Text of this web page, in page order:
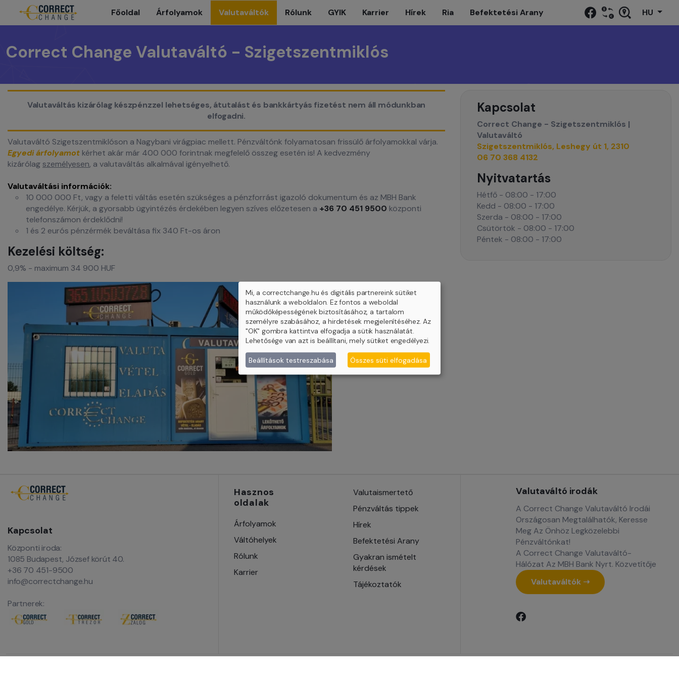
Főoldal Árfolyamok Valutaváltók Rólunk GYIK Karrier Hírek Ria Befektetési Arany HU
Correct Change Valutaváltó - Szigetszentmiklós
Valutaváltás kizárólag készpénzzel lehetséges, átutalást és bankkártyás fizetést nem áll módunkban
elfogadni.
Valutaváltó Szigetszentmiklóson a Nagybani virágpiac mellett. Pénzváltónk folyamatosan frissülő árfolyamokkal várja.
Egyedi árfolyamot kérhet akár már 400 000 forintnak megfelelő összeg esetén is! A kedvezmény
kizárólag személyesen, a valutaváltás alkalmával igényelhető.
Valutaváltási információk:
10 000 000 Ft, vagy a feletti váltás esetén szükséges a pénzforrást igazoló dokumentum és az MBH Bank
engedélye. Kérjük, a gyorsabb ügyintézés érdekében legyen szíves előzetesen a +36 70 451 9500 központi
telefonszámon érdeklődni!
1 és 2 eurós pénzérmék beváltása fix 340 Ft-os áron
Kezelési költség:
0,9% - maximum 34 900 HUF
Kapcsolat
Correct Change - Szigetszentmiklós |
Valutaváltó
Szigetszentmiklós, Leshegy út 1, 2310
06 70 368 4132
Nyitvatartás
Hétfő - 08:00 - 17:00
Kedd - 08:00 - 17:00
Szerda - 08:00 - 17:00
Csütörtök - 08:00 - 17:00
Péntek - 08:00 - 17:00
Kapcsolat
Központi iroda:
1085 Budapest, József körút 40.
+36 70 451-9500
info@correctchange.hu
Partnerek:
Hasznos
oldalak
Árfolyamok
Váltóhelyek
Rólunk
Karrier
Valutaismertető
Pénzváltás tippek
Hírek
Befektetési Arany
Gyakran ismételt
kérdések
Tájékoztatók
Valutaváltó irodák
A Correct Change Valutaváltó Irodái
Országosan Megtalálhatók, Keresse
Meg Az Önhöz Legközelebbi
Pénzváltónkat!
A Correct Change Valutaváltó-
Hálózat Az MBH Bank Nyrt. Közvetítője
Valutaváltók ➝
Mi, a correctchange.hu és digitális partnereink sütiket
használunk a weboldalon. Ez fontos a weboldal
működőképességének biztosításához, a tartalom
személyre szabásához, a hirdetések megjelenítéséhez. Az
"OK" gombra kattintva elfogadja a sütik használatát.
Lehetősége van azt is beállítani, mely sütiket engedélyezi.
Beállítások testreszabása Összes süti elfogadása